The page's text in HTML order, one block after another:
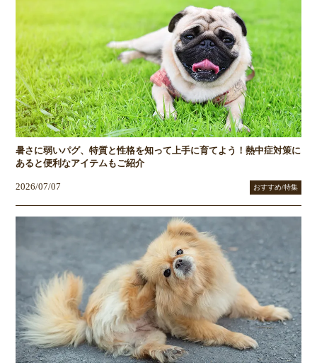
暑さに弱いパグ、特質と性格を知って上手に育てよう！熱中症対策に
あると便利なアイテムもご紹介
2026/07/07 おすすめ/特集